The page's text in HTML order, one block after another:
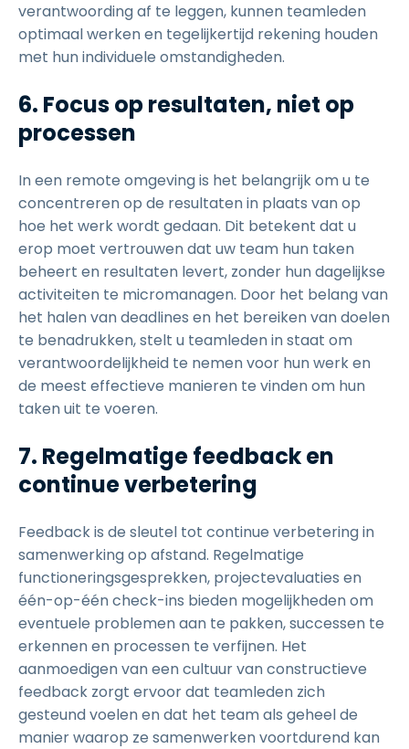
verantwoording af te leggen, kunnen teamleden
optimaal werken en tegelijkertijd rekening houden
met hun individuele omstandigheden.
6. Focus op resultaten, niet op
processen
In een remote omgeving is het belangrijk om u te
concentreren op de resultaten in plaats van op
hoe het werk wordt gedaan. Dit betekent dat u
erop moet vertrouwen dat uw team hun taken
beheert en resultaten levert, zonder hun dagelijkse
activiteiten te micromanagen. Door het belang van
het halen van deadlines en het bereiken van doelen
te benadrukken, stelt u teamleden in staat om
verantwoordelijkheid te nemen voor hun werk en
de meest effectieve manieren te vinden om hun
taken uit te voeren.
7. Regelmatige feedback en
continue verbetering
Feedback is de sleutel tot continue verbetering in
samenwerking op afstand. Regelmatige
functioneringsgesprekken, projectevaluaties en
één-op-één check-ins bieden mogelijkheden om
eventuele problemen aan te pakken, successen te
erkennen en processen te verfijnen. Het
aanmoedigen van een cultuur van constructieve
feedback zorgt ervoor dat teamleden zich
gesteund voelen en dat het team als geheel de
manier waarop ze samenwerken voortdurend kan